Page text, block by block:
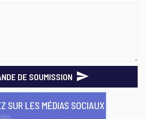
DE SOUMISSION
SUR LES MÉDIAS SOCIAUX